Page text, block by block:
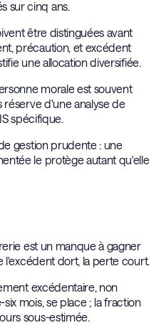
sur cinq ans.
être distinguées avant
précaution, et excédent
une allocation diversifiée.
morale est souvent
réserve d'une analyse de
spécifique.
gestion prudente : une
le protège autant qu'elle
est un manque à gagner
l'excédent dort, la perte court.
excédentaire, non
mois, se place ; la fraction
sous-estimée.